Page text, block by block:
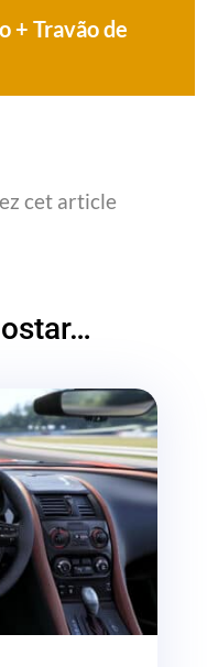
+ Travão de
cet article